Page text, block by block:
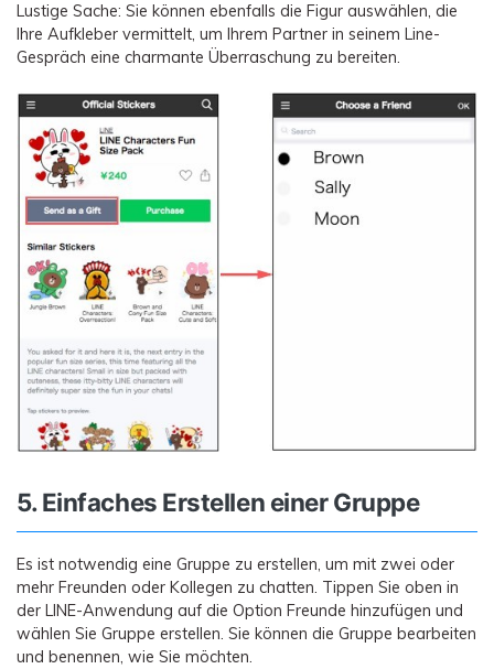
Lustige Sache: Sie können ebenfalls die Figur auswählen, die
Ihre Aufkleber vermittelt, um Ihrem Partner in seinem Line-
Gespräch eine charmante Überraschung zu bereiten.
5. Einfaches Erstellen einer Gruppe
Es ist notwendig eine Gruppe zu erstellen, um mit zwei oder
mehr Freunden oder Kollegen zu chatten. Tippen Sie oben in
der LINE-Anwendung auf die Option Freunde hinzufügen und
wählen Sie Gruppe erstellen. Sie können die Gruppe bearbeiten
und benennen, wie Sie möchten.